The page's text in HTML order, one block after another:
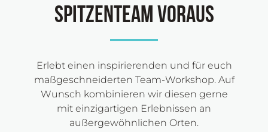
Spitzenteam voraus
Erlebt einen inspirierenden und für euch
maßgeschneiderten Team-Workshop. Auf
Wunsch kombinieren wir diesen gerne
mit einzigartigen Erlebnissen an
außergewöhnlichen Orten.